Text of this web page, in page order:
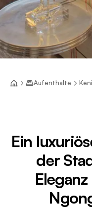
Aufenthalte
Ein
der